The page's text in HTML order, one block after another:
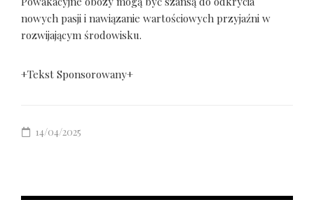
nowych pasji i nawiązanie wartościowych przyjaźni w
rozwijającym środowisku.
+Tekst Sponsorowany+
14/04/2025